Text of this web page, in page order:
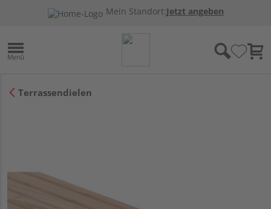
Mein Standort:Jetzt angeben
Terrassendielen